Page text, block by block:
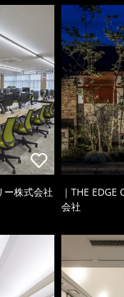
ー株式会社
｜THE
会社